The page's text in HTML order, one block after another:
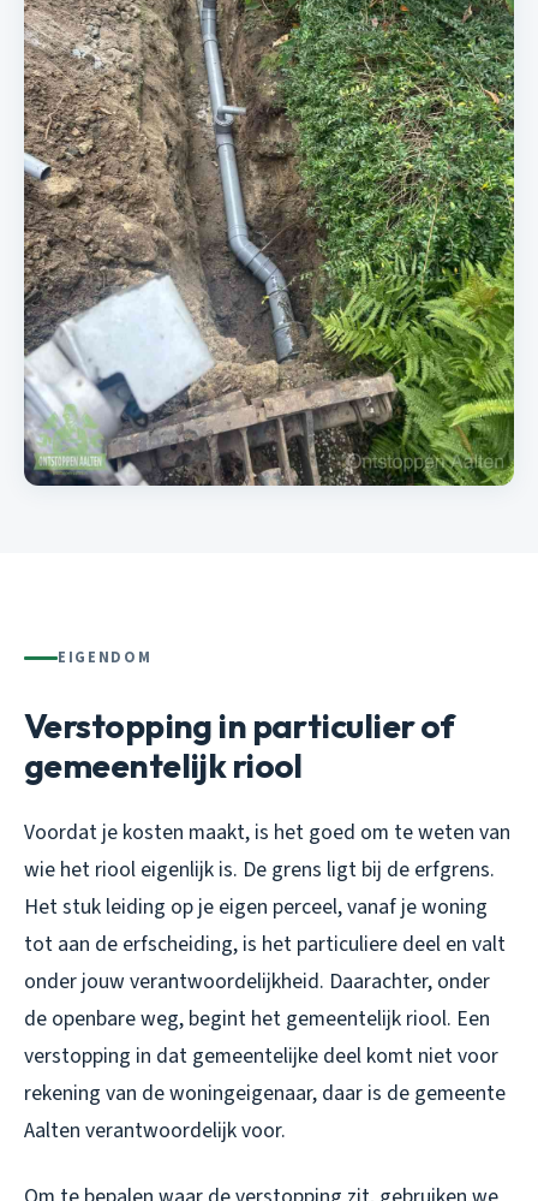
EIGENDOM
Verstopping in particulier of
gemeentelijk riool
Voordat je kosten maakt, is het goed om te weten van
wie het riool eigenlijk is. De grens ligt bij de erfgrens.
Het stuk leiding op je eigen perceel, vanaf je woning
tot aan de erfscheiding, is het particuliere deel en valt
onder jouw verantwoordelijkheid. Daarachter, onder
de openbare weg, begint het gemeentelijk riool. Een
verstopping in dat gemeentelijke deel komt niet voor
rekening van de woningeigenaar, daar is de gemeente
Aalten verantwoordelijk voor.